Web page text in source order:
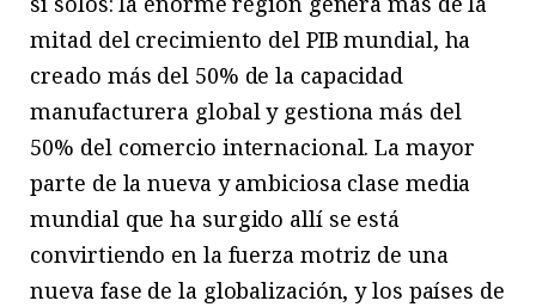
mitad del crecimiento del PIB mundial, ha
creado más del 50% de la capacidad
manufacturera global y gestiona más del
50% del comercio internacional. La mayor
parte de la nueva y ambiciosa clase media
mundial que ha surgido allí se está
convirtiendo en la fuerza motriz de una
nueva fase de la globalización, y los países de